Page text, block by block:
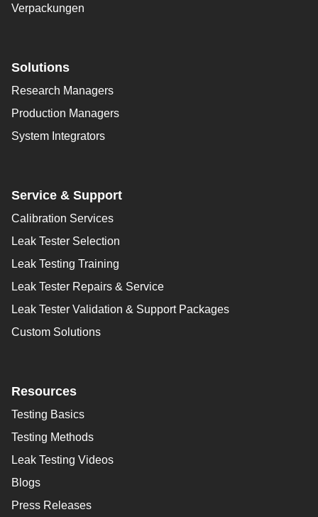
Verpackungen
Solutions
Research Managers
Production Managers
System Integrators
Service & Support
Calibration Services
Leak Tester Selection
Leak Testing Training
Leak Tester Repairs & Service
Leak Tester Validation & Support Packages
Custom Solutions
Resources
Testing Basics
Testing Methods
Leak Testing Videos
Blogs
Press Releases